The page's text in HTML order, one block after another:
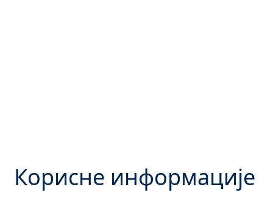
Корисне информације